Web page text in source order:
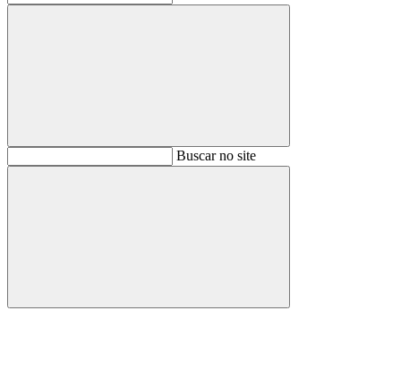
BuscarBuscar no site
Buscar